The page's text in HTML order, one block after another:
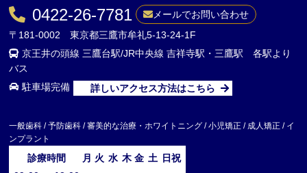
0422-26-7781
メールでお問い合わせ
〒181-0002 東京都三鷹市牟礼5-13-24-1F
京王井の頭線 三鷹台駅/JR中央線 吉祥寺駅・三鷹駅 各駅より
バス
駐車場完備
詳しいアクセス方法はこちら
一般歯科 / 予防歯科 / 審美的な治療・ホワイトニング / 小児矯正 / 成人矯正 / イ
ンプラント
診療時間 月 火 水 木 金 土
日祝